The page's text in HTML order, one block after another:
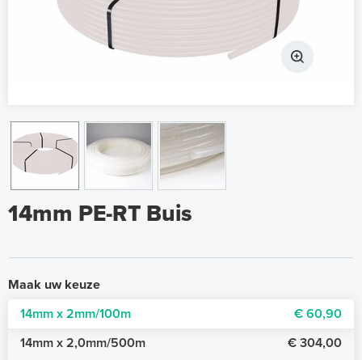
14mm PE-RT Buis
Maak uw keuze
14mm x 2mm/100m
€ 60,90
14mm x 2,0mm/500m
€ 304,00